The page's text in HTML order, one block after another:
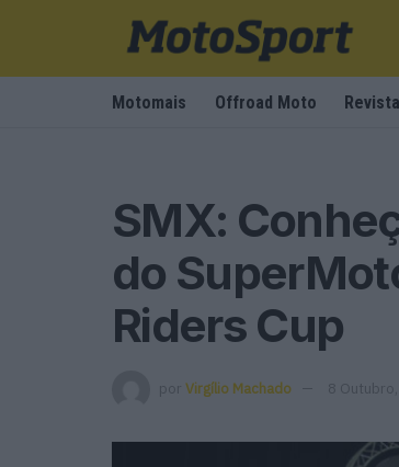
Motomais Offroad Moto
SMX:
do
Riders Cup
por Virgílio Machado 8 Outubro,